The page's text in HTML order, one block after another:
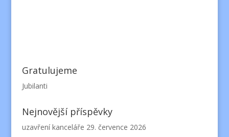
Gratulujeme
Jubilanti
Nejnovější příspěvky
uzavření kanceláře 29. července 2026